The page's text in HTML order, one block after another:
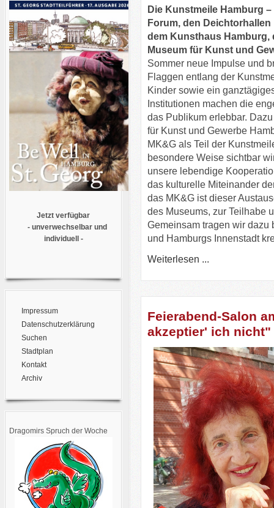
Jetzt verfügbar
- unverwechselbar und
individuell -
Impressum
Datenschutzerklärung
Suchen
Stadtplan
Kontakt
Archiv
Dragomirs Spruch der Woche
Die Kunstmeile Hamburg
Forum, den
dem Kunsthaus Hamburg,
Museum für Kunst und
Sommer neue Impulse und
Flaggen entlang der
Kinder sowie ein
Institutionen machen die
das Publikum erlebbar.
für Kunst und Gewerbe
MK&G als Teil der
besondere Weise sichtbar
unsere lebendige
das kulturelle Miteinander
das MK&G ist dieser
des Museums, zur Teilhabe
Gemeinsam tragen wir dazu
und Hamburgs Innenstadt
Weiterlesen ...
Feierabend-Salon
akzeptier' ich nicht"